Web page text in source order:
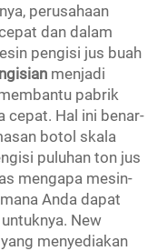
perusahaan
dan dalam
pengisi jus buah
menjadi
pabrik
cepat. Hal ini benar-
botol skala
puluhan ton jus
mengapa mesin-
Anda dapat
New
menyediakan